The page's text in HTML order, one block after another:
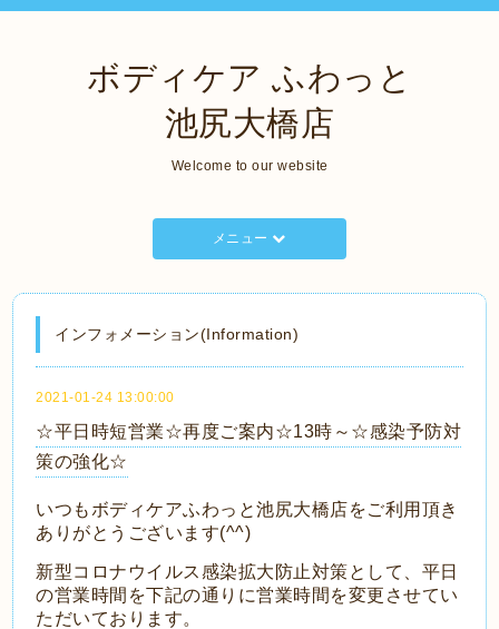
ボディケア ふわっと
池尻大橋店
Welcome to our website
メニュー
インフォメーション(Information)
2021-01-24 13:00:00
☆平日時短営業☆再度ご案内☆13時～☆感染予防対
策の強化☆
いつもボディケアふわっと池尻大橋店をご利用頂き
ありがとうございます(^^)
新型コロナウイルス感染拡大防止対策として、平日
の営業時間を下記の通りに営業時間を変更させてい
ただいております。